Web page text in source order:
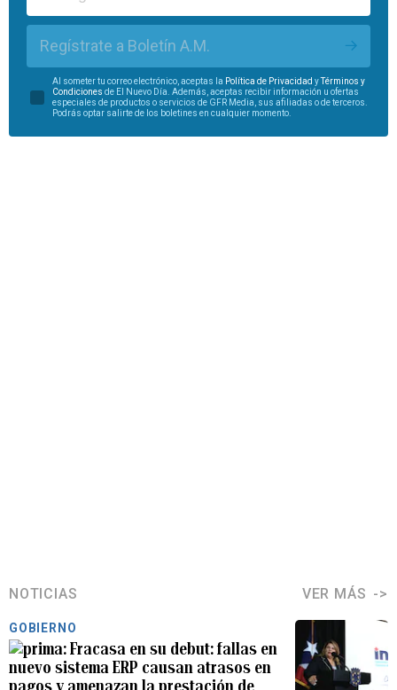
Regístrate a Boletín A.M.
Al someter tu correo electrónico, aceptas la Política de Privacidad yTérminos y
Condiciones de El Nuevo Día. Además, aceptas recibir información u ofertas
especiales de productos o servicios de GFR Media, sus afiliadas o de terceros.
Podrás optar salirte de los boletines en cualquier momento.
NOTICIAS VER MÁS
GOBIERNO
Fracasa en su debut: fallas en
nuevo sistema ERP causan atrasos en
pagos y amenazan la prestación de